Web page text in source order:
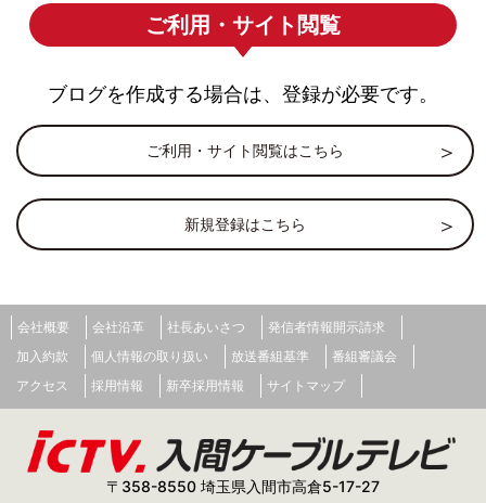
ご利用・サイト閲覧
ブログを作成する場合は、登録が必要です。
ご利用・サイト閲覧はこちら
新規登録はこちら
会社概要 会社沿革 社長あいさつ
発信者情報開示請求
加入約款
個人情報の取り扱い 放送番組基準
番組審議会
アクセス
採用情報 新卒採用情報 サイトマップ
〒358-8550 埼玉県入間市高倉5-17-27